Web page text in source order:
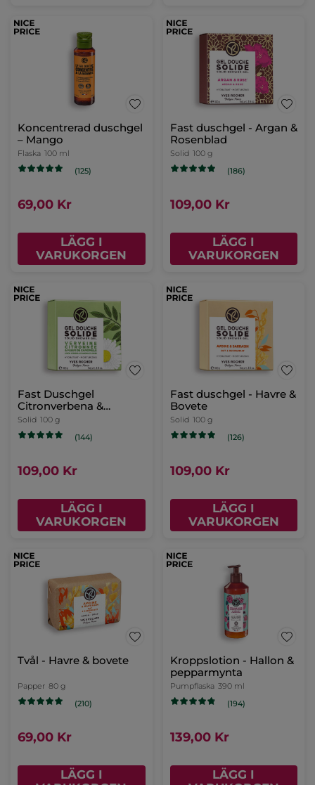
Koncentrerad duschgel
– Mango
Flaska 100 ml
(125)
69,00 Kr
LÄGG I
VARUKORGEN
Fast duschgel - Argan &
Rosenblad
Solid 100 g
(186)
109,00 Kr
LÄGG I
VARUKORGEN
Fast Duschgel
Citronverbena &
Kamomill
Solid 100 g
(144)
109,00 Kr
LÄGG I
VARUKORGEN
Fast duschgel - Havre &
Bovete
Solid 100 g
(126)
109,00 Kr
LÄGG I
VARUKORGEN
Tvål - Havre & bovete
Papper 80 g
(210)
69,00 Kr
LÄGG I
Kroppslotion - Hallon &
pepparmynta
Pumpflaska 390 ml
(194)
139,00 Kr
LÄGG I